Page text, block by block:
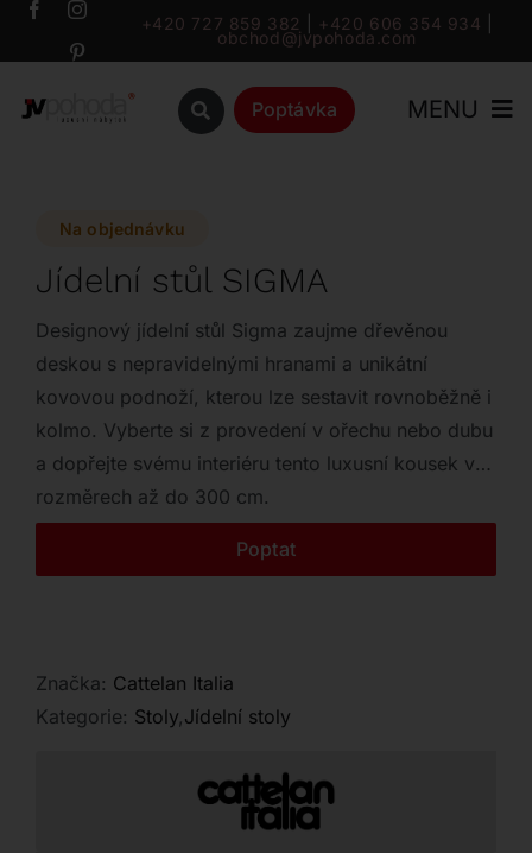
Přeskočit
+420 727 859 382 +420 606 354 934
obchod@jvpohoda.com
Poptávka MENU
Katalog
Značky
Outlet
Kontakt
Na objednávku
Jídelní stůl SIGMA
Designový jídelní stůl Sigma zaujme dřevěnou
deskou s nepravidelnými hranami a unikátní
kovovou podnoží, kterou lze sestavit rovnoběžně i
kolmo. Vyberte si z provedení v ořechu nebo dubu
a dopřejte svému interiéru tento luxusní kousek v
rozměrech až do 300 cm.
Poptat
Značka: Cattelan Italia
Kategorie: Stoly,Jídelní stoly